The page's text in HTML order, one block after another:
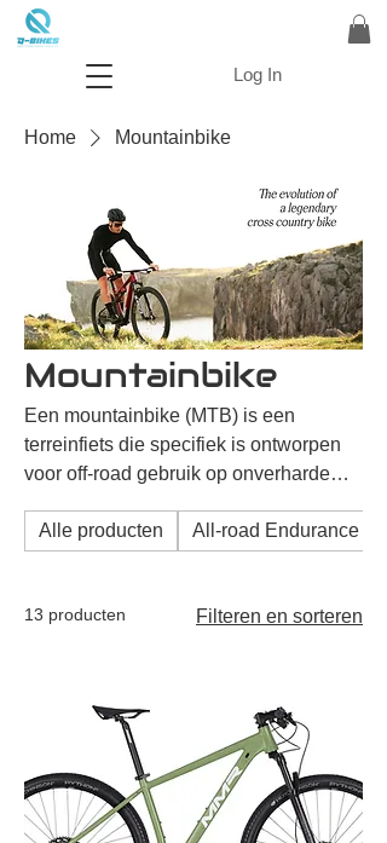
Log In
Home Mountainbike
Mountainbike
Een mountainbike (MTB) is een
terreinfiets die specifiek is ontworpen
voor off-road gebruik op onverharde
een model hangt sterk af van je budget,
Alle producten All-road Endurance
13 producten Filteren en sorteren